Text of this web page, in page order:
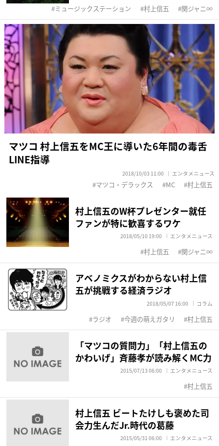
ミュージックステーション 村上信五 関ジャニ∞
マツコ 村上信五をMC王に導いた6年間の毒舌
LINE指導
2018/10/03 11:00 エンタメニュース
マツコ・デラックス MC 村上信五
村上信五のW杯プレゼンター就任
ファンが特に歓喜するワケ
2018/05/10 19:00 エンタメニュース
村上信五 関ジャニ∞
アベノミクスがわからない村上信
五が挑戦する経済ラジオ
2018/05/07 16:00 コラム
ラジオ 今週の萌えガタリ 村上信五
「マツコの質問力」「村上信五の
かわいげ」斉藤孝が読み解くMC力
2015/07/13 06:00 エンタメニュース
村上信五
村上信五 ビートたけしも褒めた司
会力生んだJr.時代の葛藤
2015/05/31 06:00 エンタメニュース